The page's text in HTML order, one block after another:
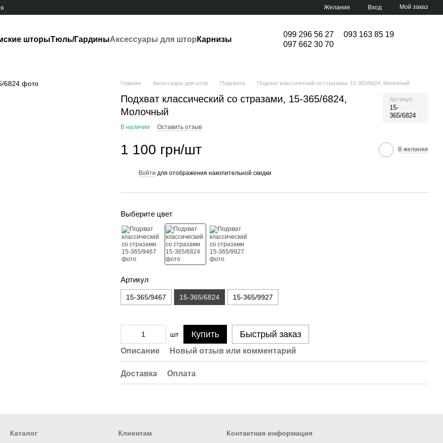
Желания Вход Мой заказ
шторыТюль/ГардиныАксессуары для штор Карнизы
099 296 56 27
093 163 85 19
097 662 30 70
Главная Аксессуары для штор Подхваты Подхват классический со стразами, 15-365/6824, Молочный
Подхват классический со стразами, 15-365/6824,
Молочный
Артикул
15-
365/6824
В наличии Оставить отзыв
1 100 грн/шт В желания
Войти для отображения накопительной скидки
Выберите цвет
Артикул
15-365/9467 15-365/6824 15-365/9927
шт Купить Быстрый заказ
Описание Новый отзыв или комментарий
Доставка Оплата
Каталог Клиентам Контактная информация